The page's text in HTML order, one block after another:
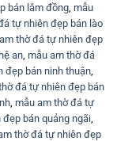
bán lâm đồng mẫu
tự nhiên đẹp bán lào
thờ đá tự nhiên đẹp
an mẫu am thờ đá
đẹp bán ninh thuận
đá tự nhiên đẹp bán
mẫu am thờ đá tự
bán quảng ngãi
thờ đá tự nhiên đẹp